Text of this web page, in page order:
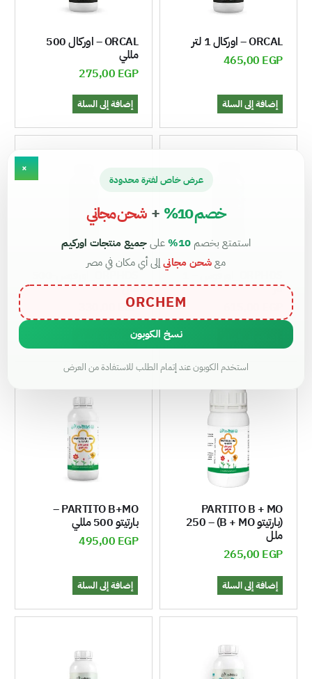
ORCAL – اوركال 1 لتر
465,00 EGP
إضافة إلى السلة
ORCAL – اوركال 500
مللي
275,00 EGP
إضافة إلى السلة
لتر
ملل
EGP
إضافة إلى السلة
PARTITO B + MO
(بارتيتو B + MO) – 250
ملل
265,00 EGP
إضافة إلى السلة
PARTITO B+MO –
بارتيتو 500 مللي
495,00 EGP
إضافة إلى السلة
×
عرض خاص لفترة محدودة
خصم 10% + شحن مجاني
استمتع بخصم 10% علىجميع منتجات اوركيم
معشحن مجانيإلى أي مكان في مصر
نسخ الكوبون
ORCHEM
استخدم الكوبون عند إتمام الطلب للاستفادة من العرض